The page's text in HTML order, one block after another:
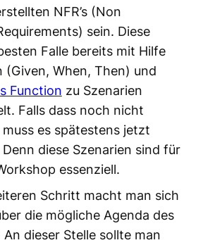
NFR’s (Non
sein. Diese
Falle bereits mit Hilfe
(Given, When, Then) und
Function zu Szenarien
Falls dass noch nicht
es spätestens jetzt
diese Szenarien sind für
essenziell.
Schritt macht man sich
die mögliche Agenda des
dieser Stelle sollte man